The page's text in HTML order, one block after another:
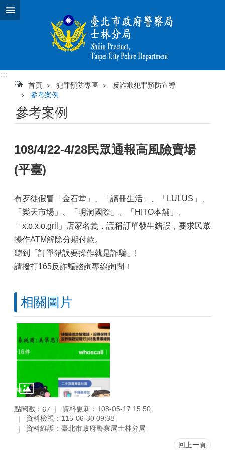
跳到主要內容區塊
:::
:::
首頁 犯罪預防專區
反詐欺犯罪預防宣導
參考案例
參考案例
108/4/22-4/28民眾通報高風險賣場
(平臺)
有歹徒假冒「金石堂」、「讀冊生活」、「LULUS」、
「樂天市場」、「明洞國際」、「HITO本舖」、
「x.o.x.o.gril」店家名義，謊稱訂單發生錯誤，要求民眾
操作ATM解除分期付款。
聽到「訂單錯誤要操作就是詐騙」!
請撥打165反詐騙諮詢專線詢問！
相關圖片
點閱數： 67
資料更新：108-05-17 15:50
資料檢視：115-06-30 09:38
資料維護：臺北市政府警察局士林分局
回上一頁